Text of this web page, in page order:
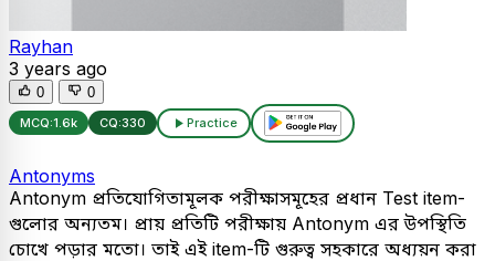
Rayhan
3 years ago
0 0
MCQ:1.6k CQ:330 Practice
Antonyms
Antonym প্রতিযোগিতামূলক পরীক্ষাসমূহের প্রধান Test item-
গুলোর অন্যতম। প্রায় প্রতিটি পরীক্ষায় Antonym এর উপস্থিতি
চোখে পড়ার মতো। তাই এই item-টি গুরুত্ব সহকারে অধ্যয়ন করা